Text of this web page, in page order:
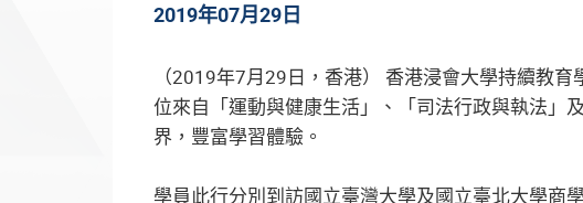
2019年07月29日
（2019年7月29日，香港） 香港浸會大學持續教
位來自「運動與健康生活」、「司法行政與執法」
界，豐富學習體驗。
學員此行分別到訪國立臺灣大學及國立臺北大學商